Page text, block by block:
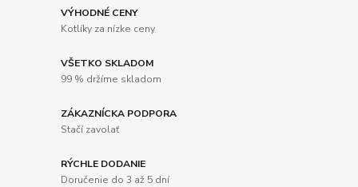
VÝHODNÉ CENY
Kotlíky za nízke ceny
VŠETKO SKLADOM
99 % držíme skladom
ZÁKAZNÍCKA PODPORA
Stačí zavolať
RÝCHLE DODANIE
Doručenie do 3 až 5 dní